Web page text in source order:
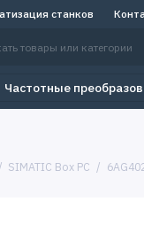
станков
Частотные
SIMATIC Box PC